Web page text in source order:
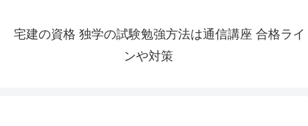
宅建の資格 独学の試験勉強方法は通信講座 合格ライ
ンや対策